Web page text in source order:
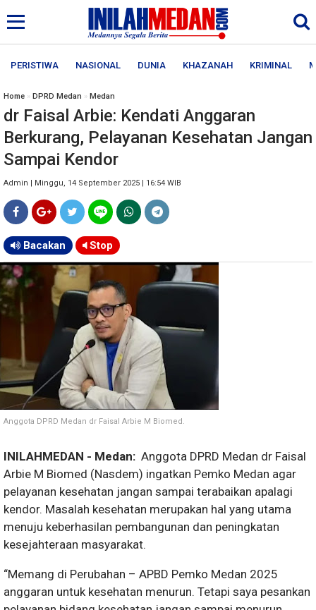
PERISTIWA NASIONAL DUNIA KHAZANAH KRIMINAL
Home » DPRD Medan » Medan
dr Faisal Arbie: Kendati Anggaran
Berkurang, Pelayanan Kesehatan Jangan
Sampai Kendor
Admin | Minggu, 14 September 2025 | 16:54 WIB
Bacakan Stop
Anggota DPRD Medan dr Faisal Arbie M Biomed.
INILAHMEDAN - Medan: Anggota DPRD Medan dr Faisal
Arbie M Biomed (Nasdem) ingatkan Pemko Medan agar
pelayanan kesehatan jangan sampai terabaikan apalagi
kendor. Masalah kesehatan merupakan hal yang utama
menuju keberhasilan pembangunan dan peningkatan
kesejahteraan masyarakat.
“Memang di Perubahan – APBD Pemko Medan 2025
anggaran untuk kesehatan menurun. Tetapi saya pesankan